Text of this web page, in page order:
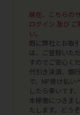
現在、こちらの
ログイン 及び
い。
既に弊社とお取
は、ご登録いた
すのでご安心くだ
代引き決済、銀
で、NP掛け払
したら幸いです。
本稼働につきま
たします。どう